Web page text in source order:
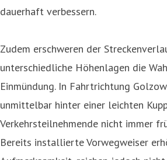
dauerhaft verbessern.
Zudem erschweren der
unterschiedliche Höhenlagen die
Einmündung. In Fahrtrichtung
unmittelbar hinter einer leichten
Verkehrsteilnehmende nicht immer
Bereits installierte Vorwegweiser